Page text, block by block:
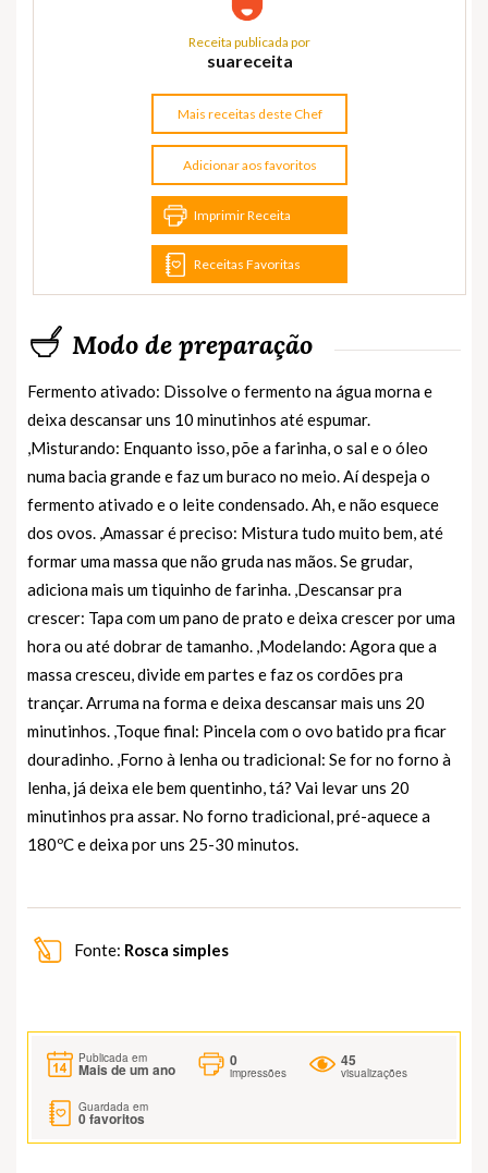
Receita publicada por
suareceita
Mais receitas deste Chef
Adicionar aos favoritos
Imprimir Receita
Receitas Favoritas
Modo de preparação
Fermento ativado: Dissolve o fermento na água morna e
deixa descansar uns 10 minutinhos até espumar.
,Misturando: Enquanto isso, põe a farinha, o sal e o óleo
numa bacia grande e faz um buraco no meio. Aí despeja o
fermento ativado e o leite condensado. Ah, e não esquece
dos ovos. ,Amassar é preciso: Mistura tudo muito bem, até
formar uma massa que não gruda nas mãos. Se grudar,
adiciona mais um tiquinho de farinha. ,Descansar pra
crescer: Tapa com um pano de prato e deixa crescer por uma
hora ou até dobrar de tamanho. ,Modelando: Agora que a
massa cresceu, divide em partes e faz os cordões pra
trançar. Arruma na forma e deixa descansar mais uns 20
minutinhos. ,Toque final: Pincela com o ovo batido pra ficar
douradinho. ,Forno à lenha ou tradicional: Se for no forno à
lenha, já deixa ele bem quentinho, tá? Vai levar uns 20
minutinhos pra assar. No forno tradicional, pré-aquece a
180ºC e deixa por uns 25-30 minutos.
Fonte: Rosca simples
Publicada em
Mais de um ano
0
impressões
45
visualizações
Guardada em
0favoritos